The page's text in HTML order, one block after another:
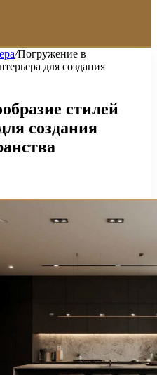
/Погружение в
для создания
стилей
создания